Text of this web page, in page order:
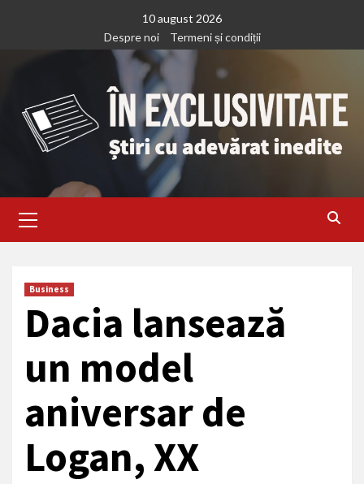
10 august 2026
Despre noi
Termeni și condiții
Menu
Business
Dacia lansează
un model
aniversar de
Logan, XX